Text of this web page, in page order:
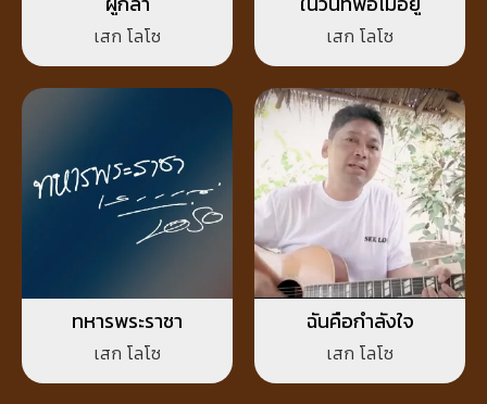
เสก โลโซ เสก โลโซ
ทหารพระราชา
เสก โลโซ
ฉันคือกำลังใจ
เสก โลโซ